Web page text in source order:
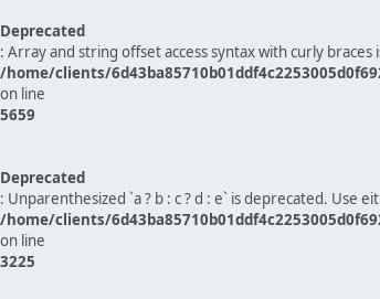
Deprecated
: Array and string offset access syntax with curly braces
/home/clients/
on line
5659
Deprecated
: Unparenthesized `a ? b : c ? d : e` is deprecated. Use
/home/clients/
on line
3225